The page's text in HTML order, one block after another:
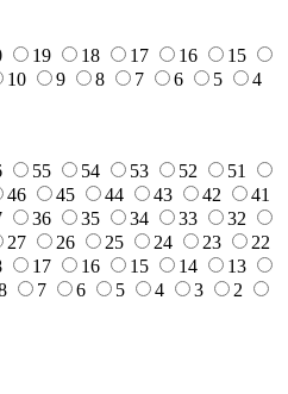
19 18 17 16
15
10 9 8 7 6 5
4
55 54 53 52
51
46 45 44 43 42
41
36 35 34 33
32
27 26 25 24 23
22
17 16 15 14
13
7 6 5 4 3
2